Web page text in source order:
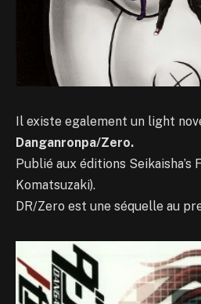
Il existe egalement un light
Danganronpa/Zero.
Publié aux éditions Seikaisha’s
Komatsuzaki).
DR/Zero est une séquelle au